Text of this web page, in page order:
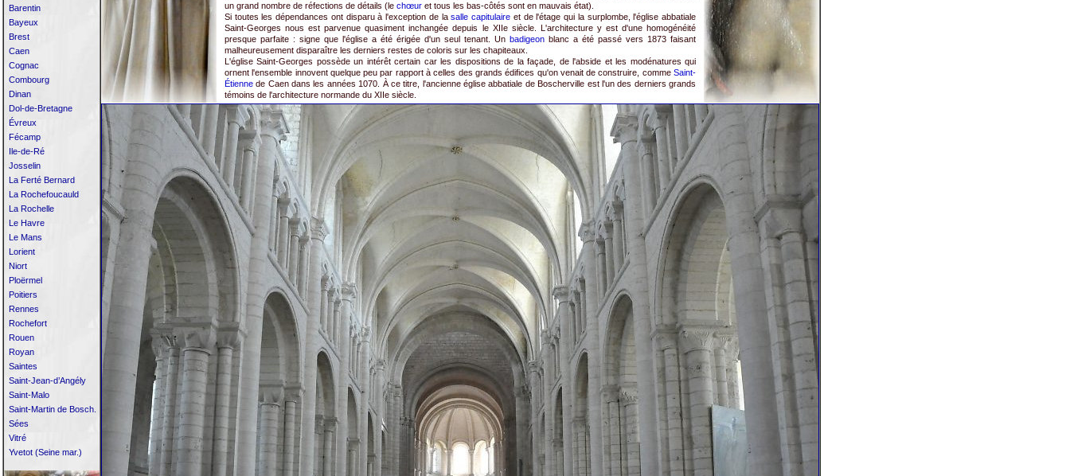
Barentin
Bayeux
Brest
Caen
Cognac
Combourg
Dinan
Dol-de-Bretagne
Évreux
Fécamp
Ile-de-Ré
Josselin
La Ferté Bernard
La Rochefoucauld
La Rochelle
Le Havre
Le Mans
Lorient
Niort
Ploërmel
Poitiers
Rennes
Rochefort
Rouen
Royan
Saintes
Saint-Jean-d’Angély
Saint-Malo
Saint-Martin de Bosch.
Sées
Vitré
Yvetot (Seine mar.)
un grand nombre de réfections de détails (le chœur et tous les bas-côtés sont en mauvais état).
Si toutes les dépendances ont disparu à l'exception de lasalle capitulaire et de l'étage qui la surplombe, l'église abbatiale
Saint-Georges nous est parvenue quasiment inchangée depuis le XIIe siècle. L'architecture y est d'une homogénéité
presque parfaite : signe que l'église a été érigée d'un seul tenant. Un badigeon blanc a été passé vers 1873 faisant
malheureusement disparaître les derniers restes de coloris sur les chapiteaux.
L'église Saint-Georges possède un intérêt certain car les dispositions de la façade, de l'abside et les modénatures qui
ornent l'ensemble innovent quelque peu par rapport à celles des grands édifices qu'on venait de construire, comme Saint-
Étienne de Caen dans les années 1070. À ce titre, l'ancienne église abbatiale de Boscherville est l'un des derniers grands
témoins de l'architecture normande du XIIe siècle.